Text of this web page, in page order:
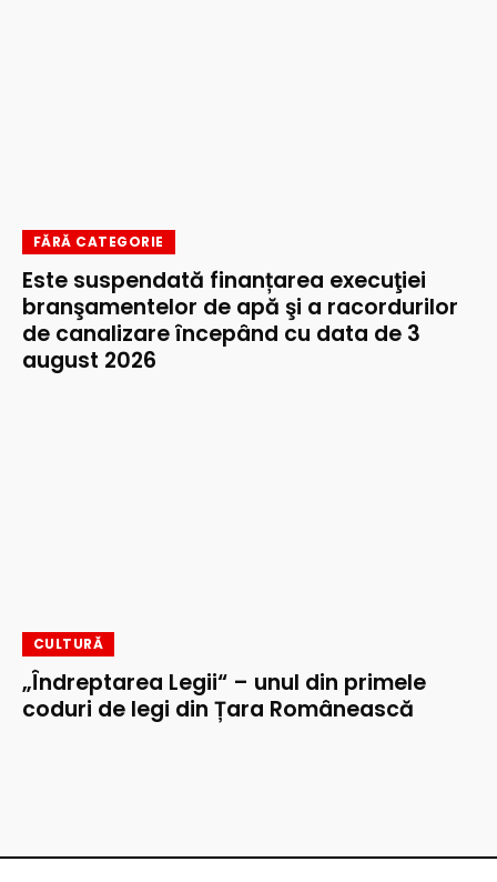
FĂRĂ CATEGORIE
Este suspendată finanțarea execuţiei
branşamentelor de apă şi a racordurilor
de canalizare începând cu data de 3
august 2026
CULTURĂ
„Îndreptarea Legii“ – unul din primele
coduri de legi din Țara Românească